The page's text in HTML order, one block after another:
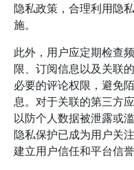
隐私政策，合理利用隐
施。
此外，用户应定期检查
限、订阅信息以及关联
必要的评论权限，避免
息。对于关联的第三方
以防个人数据被泄露或
隐私保护已成为用户关
建立用户信任和平台信誉